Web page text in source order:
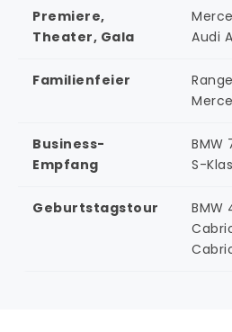
Premiere,
Theater, Gala
Audi
Familienfeier
Business-
Empfang
BMW
S-
Geburtstagstour
BMW